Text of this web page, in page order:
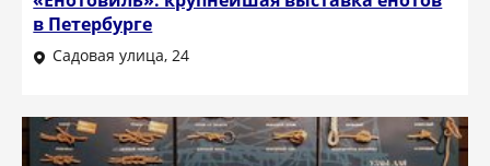
в Петербурге
Садовая улица, 24